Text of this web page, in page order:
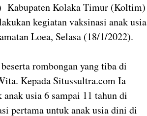
Kabupaten Kolaka Timur (Koltim)
kegiatan vaksinasi anak usia
Loea, Selasa (18/1/2022).
rombongan yang tiba di
Kepada Situssultra.com Ia
usia 6 sampai 11 tahun di
pertama untuk anak usia dini di